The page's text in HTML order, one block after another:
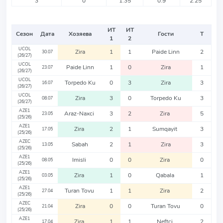
Сезон Дата Хозяева
ИТ
1
ИТ
2
Гости Т
UCOL
(26/27)
30.07 Zira 1 1 Paide Linn 2
UCOL
(26/27)
23.07 Paide Linn 1 0 Zira 1
UCOL
(26/27)
16.07 Torpedo Ku 0 3 Zira 3
UCOL
(26/27)
08.07 Zira 3 0 Torpedo Ku 3
AZE1
(25/26)
23.05 Araz-Naxci 3 2 Zira 5
AZE1
(25/26)
17.05 Zira 2 1 Sumqayit 3
AZEC
(25/26)
13.05 Sabah 2 1 Zira 3
AZE1
(25/26)
08.05 Imisli 0 0 Zira 0
AZE1
(25/26)
03.05 Zira 1 0 Qabala 1
AZE1
(25/26)
27.04 Turan Tovu 1 1 Zira 2
AZEC
(25/26)
21.04 Zira 0 0 Turan Tovu 0
AZE1
17.04 Zira 1 1 Neftci 2